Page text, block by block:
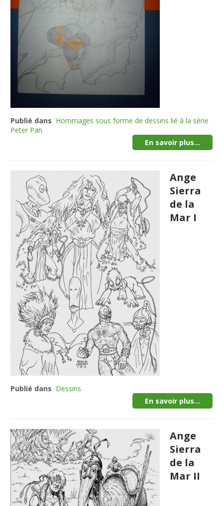
Publié dans Hommages sous forme de dessins lié à la série
Peter Pan
En savoir plus...
Ange
Sierra
de la
Mar I
Publié dans Dessins
En savoir plus...
Ange
Sierra
de la
Mar II